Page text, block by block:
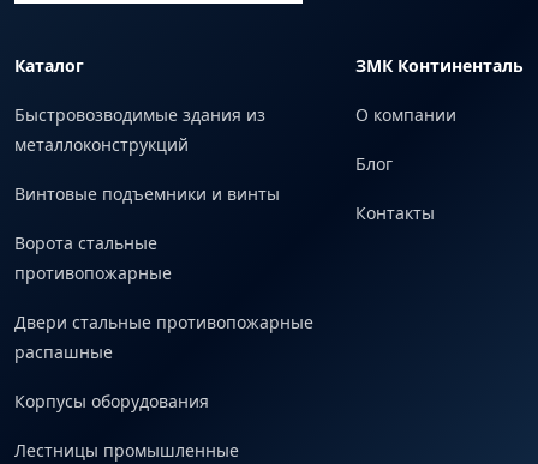
Каталог
Быстровозводимые здания из
металлоконструкций
Винтовые подъемники и винты
Ворота стальные
противопожарные
Двери стальные противопожарные
распашные
Корпусы оборудования
Лестницы промышленные
ЗМК Континенталь
О компании
Блог
Контакты